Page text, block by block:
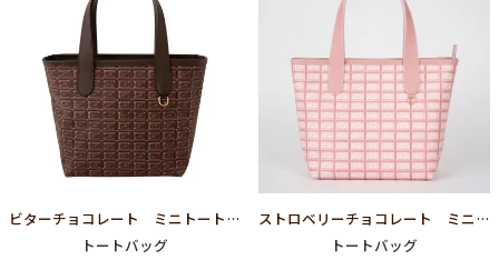
ビターチョコレート ミニトートバッグ
トートバッグ
ストロベリーチョコレート ミニトートバッグ
トートバッグ